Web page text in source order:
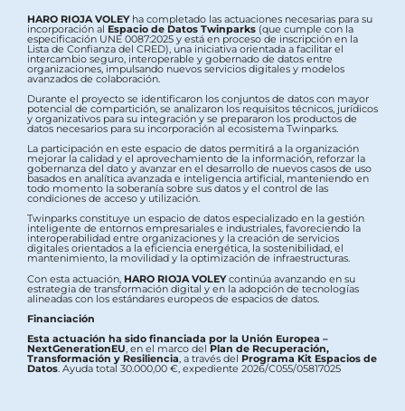
HARO RIOJA VOLEYha completado las actuaciones necesarias para su
incorporación al Espacio de Datos Twinparks (que cumple con la
especificación UNE 0087:2025 y está en proceso de inscripción en la
Lista de Confianza del CRED), una iniciativa orientada a facilitar el
intercambio seguro, interoperable y gobernado de datos entre
organizaciones, impulsando nuevos servicios digitales y modelos
avanzados de colaboración.
Durante el proyecto se identificaron los conjuntos de datos con mayor
potencial de compartición, se analizaron los requisitos técnicos, jurídicos
y organizativos para su integración y se prepararon los productos de
datos necesarios para su incorporación al ecosistema Twinparks.
La participación en este espacio de datos permitirá a la organización
mejorar la calidad y el aprovechamiento de la información, reforzar la
gobernanza del dato y avanzar en el desarrollo de nuevos casos de uso
basados en analítica avanzada e inteligencia artificial, manteniendo en
todo momento la soberanía sobre sus datos y el control de las
condiciones de acceso y utilización.
Twinparks constituye un espacio de datos especializado en la gestión
inteligente de entornos empresariales e industriales, favoreciendo la
interoperabilidad entre organizaciones y la creación de servicios
digitales orientados a la eficiencia energética, la sostenibilidad, el
mantenimiento, la movilidad y la optimización de infraestructuras.
Con esta actuación, HARO RIOJA VOLEYcontinúa avanzando en su
estrategia de transformación digital y en la adopción de tecnologías
alineadas con los estándares europeos de espacios de datos.
Financiación
Esta actuación ha sido financiada por la Unión Europea –
NextGenerationEU, en el marco del Plan de Recuperación,
Transformación y Resiliencia, a través del Programa Kit Espacios de
Datos. Ayuda total 30.000,00 €, expediente 2026/C055/05817025